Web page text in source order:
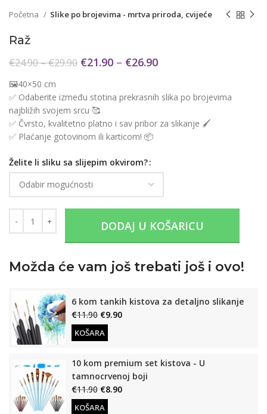
Početna Slike po brojevima - mrtva priroda, cvijeće
Raž
€24.90–€29.90 €21.90 – €26.90
🖼️40×50 cm
✅ Odaberite između stotina prekrasnih slika po brojevima
najbližih svojem srcu 🥰
✅ Čvrsto, kvalitetno platno i sav pribor za slikanje 🖌️
✅ Plaćanje gotovinom ili karticom! 📦
Želite li sliku sa slijepim okvirom?
DODAJ U KOŠARICU
Možda će vam još trebati još i ovo!
6 kom tankih kistova za detaljno slikanje
€11.90 €9.90
KOŠARA
10 kom premium set kistova - U
tamnocrvenoj boji
€11.90 €8.90
KOŠARA